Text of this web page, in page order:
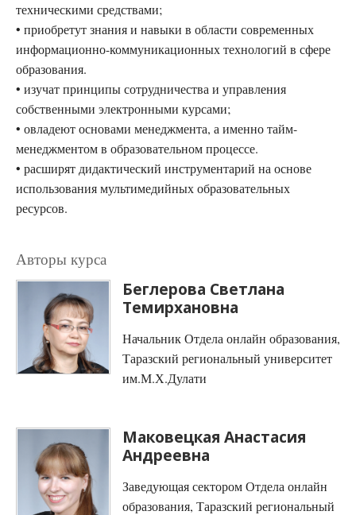
техническими средствами;
• приобретут знания и навыки в области современных
информационно-коммуникационных технологий в сфере
образования.
• изучат принципы сотрудничества и управления
собственными электронными курсами;
• овладеют основами менеджмента, а именно тайм-
менеджментом в образовательном процессе.
• расширят дидактический инструментарий на основе
использования мультимедийных образовательных
ресурсов.
Авторы курса
Беглерова Светлана
Темирхановна
Начальник Отдела онлайн образования,
Таразский региональный университет
им.М.Х.Дулати
Маковецкая Анастасия
Андреевна
Заведующая сектором Отдела онлайн
образования, Таразский региональный